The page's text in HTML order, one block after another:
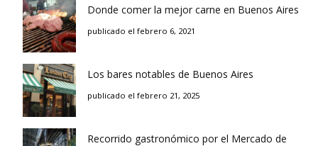
Donde comer la mejor carne en Buenos Aires
publicado el febrero 6, 2021
Los bares notables de Buenos Aires
publicado el febrero 21, 2025
Recorrido gastronómico por el Mercado de